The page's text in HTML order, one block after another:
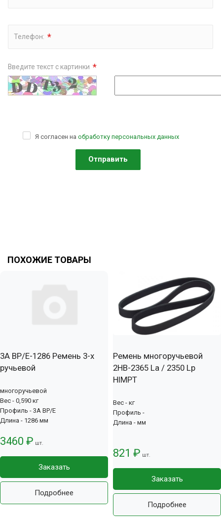
Телефон: *
Введите текст с картинки *
Я согласен на обработку персональных данных
ПОХОЖИЕ ТОВАРЫ
3А BP/E-1286 Ремень 3-х
ручьевой
многоручьевой
Вес - 0,590 кг
Профиль - 3А BP/E
Длина - 1286 мм
3460 ₽ шт.
Заказать
Подробнее
Ремень многоручьевой
2НВ-2365 La / 2350 Lp
HIMPT
Вес - кг
Профиль -
Длина - мм
821 ₽ шт.
Заказать
Подробнее